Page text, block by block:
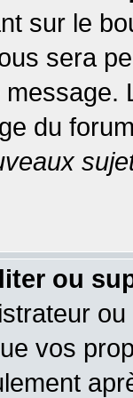
sur le
sera
du
ou
vos